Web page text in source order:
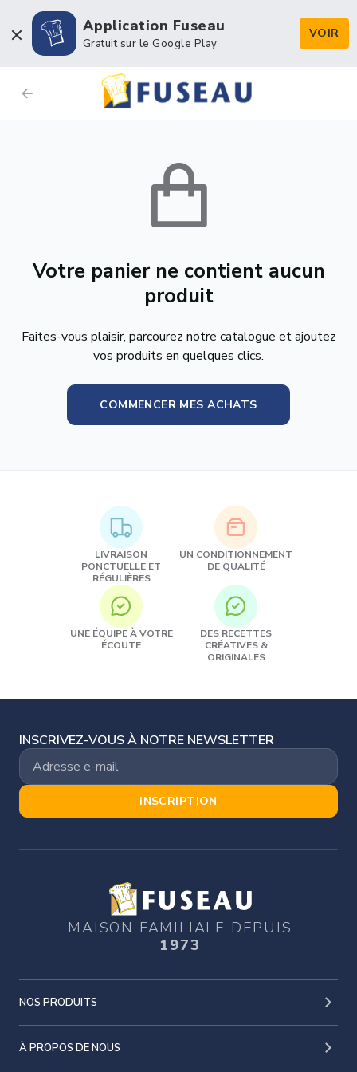
Application Fuseau
Gratuit sur le Google Play
VOIR
Votre panier ne contient aucun
produit
Faites-vous plaisir, parcourez notre catalogue et ajoutez
vos produits en quelques clics.
COMMENCER MES ACHATS
LIVRAISON
PONCTUELLE ET
RÉGULIÈRES
UN CONDITIONNEMENT
DE QUALITÉ
UNE ÉQUIPE À VOTRE
ÉCOUTE
DES RECETTES
CRÉATIVES &
ORIGINALES
INSCRIVEZ-VOUS À NOTRE NEWSLETTER
INSCRIPTION
MAISON FAMILIALE DEPUIS
1973
NOS PRODUITS
À PROPOS DE NOUS